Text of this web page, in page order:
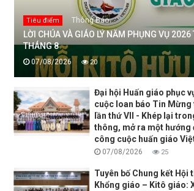
Tiêu điểm Thông Báo
LỜI CHÚA VÀ GIÁO LÝ NĂM PHỤNG VỤ 2026
THÁNG 8
07/08/2026 20
Đại hội Huấn giáo phục
cuộc loan báo Tin Mừng
lần thứ VII - Khép lại
thông, mở ra một hướng
công cuộc huấn giáo
07/08/2026 25
Tuyên bố Chung kết Hội
Khổng giáo – Kitô giáo: